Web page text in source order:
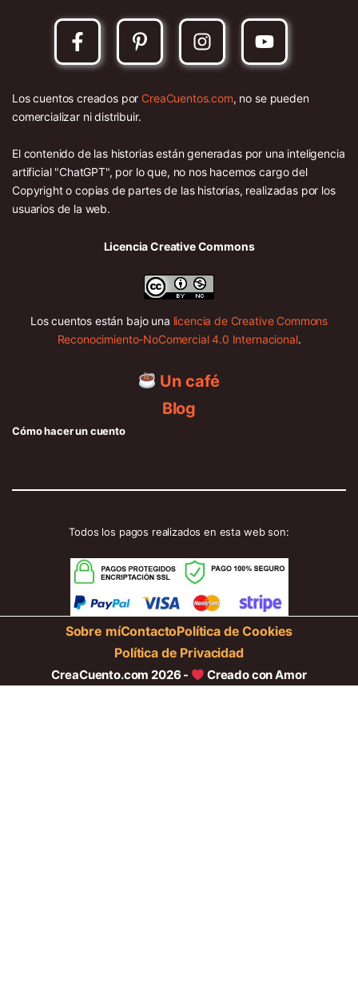
Los cuentos creados por CreaCuentos.com, no se pueden
comercializar ni distribuir.
El contenido de las historias están generadas por una inteligencia
artificial "ChatGPT", por lo que, no nos hacemos cargo del
Copyright o copias de partes de las historias, realizadas por los
usuarios de la web.
Licencia Creative Commons
Los cuentos están bajo una licencia de Creative Commons
Reconocimiento-NoComercial 4.0 Internacional.
Un café
Blog
Cómo hacer un cuento
Todos los pagos realizados en esta web son:
Sobre míContactoPolítica de Cookies
Política de Privacidad
CreaCuento.com 2026 - Creado con Amor